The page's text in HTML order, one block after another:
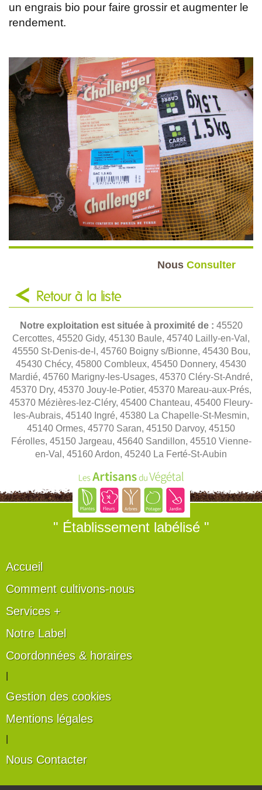
un engrais bio pour faire grossir et augmenter le
rendement.
Nous Consulter
Retour à la liste
Notre exploitation est située à proximité de : 45520
Cercottes, 45520 Gidy, 45130 Baule, 45740 Lailly-en-Val,
45550 St-Denis-de-l, 45760 Boigny s/Bionne, 45430 Bou,
45430 Chécy, 45800 Combleux, 45450 Donnery, 45430
Mardié, 45760 Marigny-les-Usages, 45370 Cléry-St-André,
45370 Dry, 45370 Jouy-le-Potier, 45370 Mareau-aux-Prés,
45370 Mézières-lez-Cléry, 45400 Chanteau, 45400 Fleury-
les-Aubrais, 45140 Ingré, 45380 La Chapelle-St-Mesmin,
45140 Ormes, 45770 Saran, 45150 Darvoy, 45150
Férolles, 45150 Jargeau, 45640 Sandillon, 45510 Vienne-
en-Val, 45160 Ardon, 45240 La Ferté-St-Aubin
" Établissement labélisé "
Accueil
Comment cultivons-nous
Services +
Notre Label
Coordonnées & horaires
Gestion des cookies
Mentions légales
Nous Contacter